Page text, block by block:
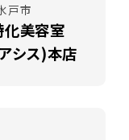
戸市
美容室
シス)本店